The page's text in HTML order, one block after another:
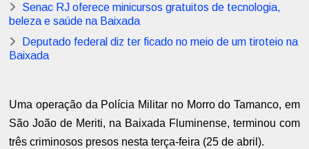
Senac RJ oferece minicursos gratuitos de tecnologia,
beleza e saúde na Baixada
Deputado federal diz ter ficado no meio de um tiroteio na
Baixada
Uma operação da Polícia Militar no Morro do Tamanco, em
São João de Meriti, na Baixada Fluminense, terminou com
três criminosos presos nesta terça-feira (25 de abril).